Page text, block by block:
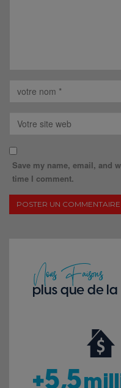
Save my name, email, and
time I comment.